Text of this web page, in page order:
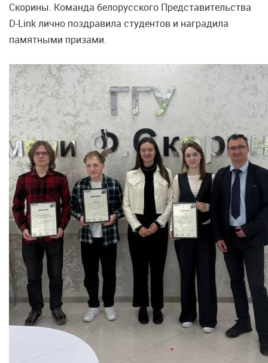
Скорины. Команда белорусского Представительства
D-Link лично поздравила студентов и наградила
памятными призами.